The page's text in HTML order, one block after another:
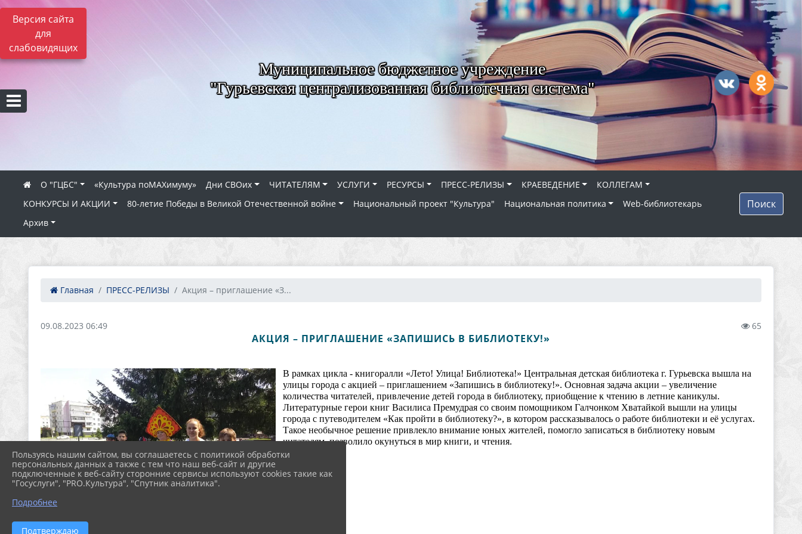
Версия сайта
для
слабовидящих
Муниципальное бюджетное учреждение
"Гурьевская централизованная библиотечная система"
О "ГЦБС" «Культура поMAXимуму» Дни СВОих ЧИТАТЕЛЯМ УСЛУГИ РЕСУРСЫ ПРЕСС-РЕЛИЗЫ КРАЕВЕДЕНИЕ
КОЛЛЕГАМ
КОНКУРСЫ И АКЦИИ
80‑летие Победы в Великой Отечественной войне Национальный проект "Культура" Национальная политика
Web-библиотекарь
Архив
Поиск
Главная ПРЕСС-РЕЛИЗЫ Акция – приглашение «З...
09.08.2023 06:49 65
АКЦИЯ – ПРИГЛАШЕНИЕ «ЗАПИШИСЬ В БИБЛИОТЕКУ!»
В рамках цикла - книгоралли «Лето! Улица! Библиотека!» Центральная детская библиотека г. Гурьевска вышла на
улицы города с акцией – приглашением «Запишись в библиотеку!». Основная задача акции – увеличение
количества читателей, привлечение детей города в библиотеку, приобщение к чтению в летние каникулы.
Литературные герои книг Василиса Премудрая со своим помощником Галчонком Хватайкой вышли на улицы
города с путеводителем «Как пройти в библиотеку?», в котором рассказывалось о работе библиотеки и её услугах.
Такое необычное решение привлекло внимание юных жителей, помогло записаться в библиотеку новым
читателям, позволило окунуться в мир книги, и чтения.
Пользуясь нашим сайтом, вы соглашаетесь с политикой обработки
персональных данных а также с тем что наш веб-сайт и другие
подключенные к веб-сайту сторонние сервисы используют cookies такие как
"Госуслуги", "PRO.Культура", "Спутник аналитика".
Подробнее
Подтверждаю